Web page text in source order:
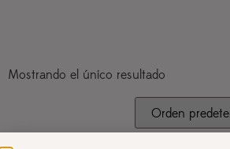
Mostrando el único resultado